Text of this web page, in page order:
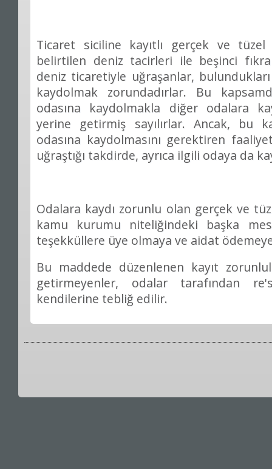
Ticaret siciline kayıtlı gerçek ve
belirtilen deniz tacirleri ile beşinci
deniz ticaretiyle uğraşanlar,
kaydolmak zorundadırlar. Bu
odasına kaydolmakla diğer odalara
yerine getirmiş sayılırlar. Ancak, bu
odasına kaydolmasını gerektiren
uğraştığı takdirde, ayrıca ilgili odaya da
Odalara kaydı zorunlu olan gerçek ve
kamu kurumu niteliğindeki başka
teşekküllere üye olmaya ve aidat
Bu maddede düzenlenen kayıt
getirmeyenler, odalar tarafından
kendilerine tebliğ edilir.